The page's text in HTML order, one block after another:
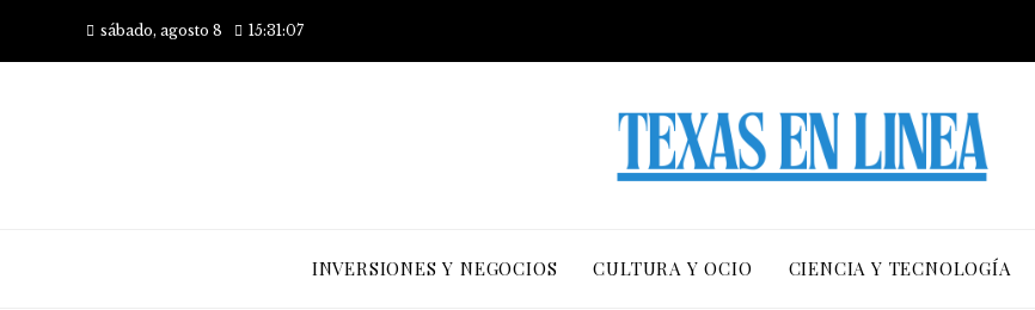
sábado, agosto 8 15:31:08
INVERSIONES Y NEGOCIOS CULTURA Y OCIO CIENCIA Y TECNOLOGÍA